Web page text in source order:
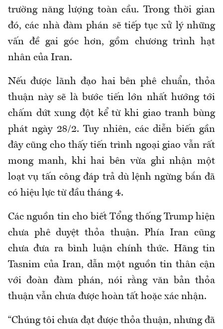
trường năng lượng toàn cầu. Trong thời gian
đó, các nhà đàm phán sẽ tiếp tục xử lý những
vấn đề gai góc hơn, gồm chương trình hạt
nhân của Iran.
Nếu được lãnh đạo hai bên phê chuẩn, thỏa
thuận này sẽ là bước tiến lớn nhất hướng tới
chấm dứt xung đột kể từ khi giao tranh bùng
phát ngày 28/2. Tuy nhiên, các diễn biến gần
đây cũng cho thấy tiến trình ngoại giao vẫn rất
mong manh, khi hai bên vừa ghi nhận một
loạt vụ tấn công đáp trả dù lệnh ngừng bắn đã
có hiệu lực từ đầu tháng 4.
Các nguồn tin cho biết Tổng thống Trump hiện
chưa phê duyệt thỏa thuận. Phía Iran cũng
chưa đưa ra bình luận chính thức. Hãng tin
Tasnim của Iran, dẫn một nguồn tin thân cận
với đoàn đàm phán, nói rằng văn bản thỏa
thuận vẫn chưa được hoàn tất hoặc xác nhận.
“Chúng tôi chưa đạt được thỏa thuận, nhưng đã